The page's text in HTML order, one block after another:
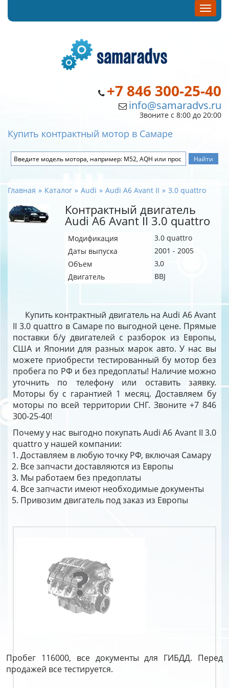
+7 846 300-25-40
info@samaradvs.ru
Звоните с 8:00 до 20:00
Купить контрактный мотор в Самаре
Главная Каталог Audi Audi A6 Avant II 3.0 quattro
Контрактный двигатель
Audi A6 Avant II 3.0 quattro
Модификация
3.0 quattro
Даты выпуска
2001 - 2005
Объем
3,0
Двигатель
BBJ
Купить контрактный двигатель на Audi A6 Avant
II 3.0 quattro в Самаре по выгодной цене. Прямые
поставки б/у двигателей с разборок из Европы,
США и Японии для разных марок авто. У нас вы
можете приобрести тестированный бу мотор без
пробега по РФ и без предоплаты! Наличие можно
уточнить по телефону или оставить заявку.
Моторы бу с гарантией 1 месяц. Доставляем бу
моторы по всей территории СНГ. Звоните +7 846
300-25-40!
Почему у нас выгодно покупать Audi A6 Avant II 3.0
quattro у нашей компании:
Доставляем в любую точку РФ, включая Самару
Все запчасти доставляются из Европы
Мы работаем без предоплаты
Все запчасти имеют необходимые документы
Привозим двигатель под заказ из Европы
Пробег 116000, все документы для ГИБДД. Перед
продажей все тестируется.